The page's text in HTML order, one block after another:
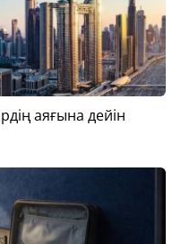
аяғына дейін